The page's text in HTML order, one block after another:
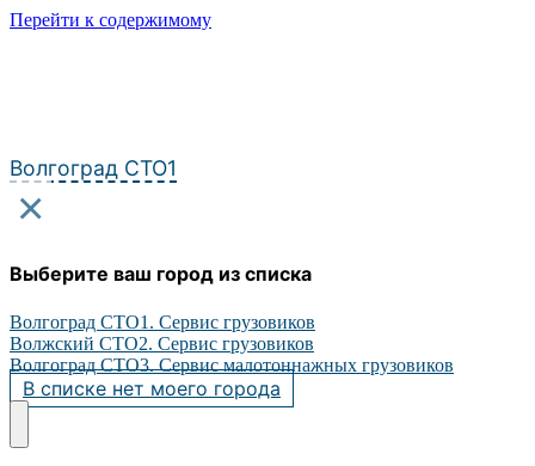
Перейти к содержимому
Волгоград СТО1
×
Выберите ваш город из списка
Волгоград СТО1. Сервис грузовиков
Волжский СТО2. Сервис грузовиков
Волгоград СТО3. Сервис малотоннажных грузовиков
В списке нет моего города